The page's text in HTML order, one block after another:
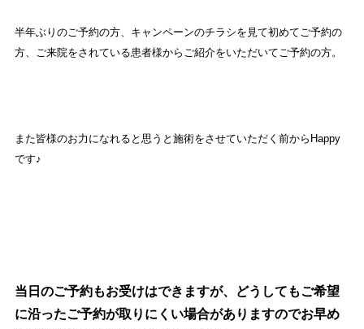
半年ぶりのご予約の方、キャンペーンのチラシを見て初めてご予約の
方、ご来院をされている患者様からご紹介をいただいてご予約の方。
また皆様のお力になれると思うと施術をさせていただく前からHappy
です♪
当日のご予約もお受けはできますが、どうしてもご希望
に沿ったご予約が取りにくい場合がありますのでお早め